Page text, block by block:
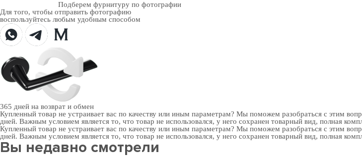
Подберем фурнитуру по фотографии
Для того, чтобы отправить фотографию
воспользуйтесь любым удобным способом
365 дней на возврат и обмен
Купленный товар не устраивает вас по качеству или иным параметрам? Мы поможем разобраться с этим
дней. Важным условием является то, что товар не использовался, у него сохранен товарный вид, полная
Купленный товар не устраивает вас по качеству или иным параметрам? Мы поможем разобраться с этим
дней. Важным условием является то, что товар не использовался, у него сохранен товарный вид, полная
Вы недавно смотрели